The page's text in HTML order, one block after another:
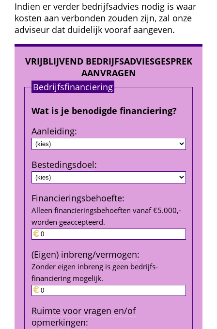
Indien er verder bedrijfsadvies nodig is waar
kosten aan verbonden zouden zijn, zal onze
adviseur dat duidelijk vooraf aangeven.
VRIJBLIJVEND BEDRIJFSADVIESGESPREK
AANVRAGEN
Bedrijfs­financiering
Wat is je benodigde financiering?
Aanleiding:
Bestedings­doel:
Financierings­behoefte:
Alleen financieringsbehoeften vanaf €5.000,-
worden geaccepteerd.
(Eigen) inbreng/vermogen:
Zonder eigen inbreng is geen bedrijfs­
financiering mogelijk.
Ruimte voor vragen en/of
opmerkingen: